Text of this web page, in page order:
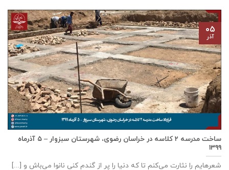
ساخت مدرسه ٢ کلاسه در خراسان رضوی، شهرستان سبزوار – ٥ آذرماه
۱۳۹۹
شعرهایم را نثارت می‌کنم تا که دنیا را پر از گندم کنی نانوا می‌باش و [...]
۰۵
آذر